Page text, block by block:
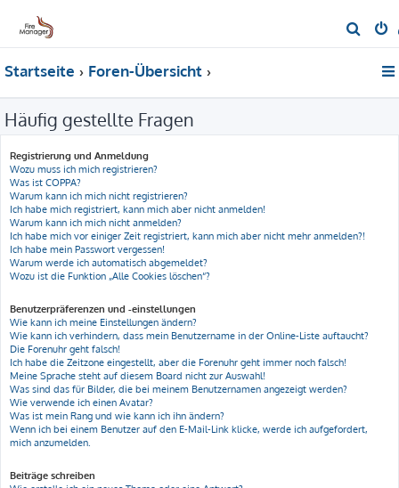
u
Startseite Foren-Übersicht
Häufig gestellte Fragen
Registrierung und Anmeldung
Wozu muss ich mich registrieren?
Was ist COPPA?
Warum kann ich mich nicht registrieren?
Ich habe mich registriert, kann mich aber nicht anmelden!
Warum kann ich mich nicht anmelden?
Ich habe mich vor einiger Zeit registriert, kann mich aber nicht mehr anmelden?!
Ich habe mein Passwort vergessen!
Warum werde ich automatisch abgemeldet?
Wozu ist die Funktion „Alle Cookies löschen“?
Benutzerpräferenzen und -einstellungen
Wie kann ich meine Einstellungen ändern?
Wie kann ich verhindern, dass mein Benutzername in der Online-Liste auftaucht?
Die Forenuhr geht falsch!
Ich habe die Zeitzone eingestellt, aber die Forenuhr geht immer noch falsch!
Meine Sprache steht auf diesem Board nicht zur Auswahl!
Was sind das für Bilder, die bei meinem Benutzernamen angezeigt werden?
Wie verwende ich einen Avatar?
Was ist mein Rang und wie kann ich ihn ändern?
Wenn ich bei einem Benutzer auf den E-Mail-Link klicke, werde ich aufgefordert,
mich anzumelden.
Beiträge schreiben